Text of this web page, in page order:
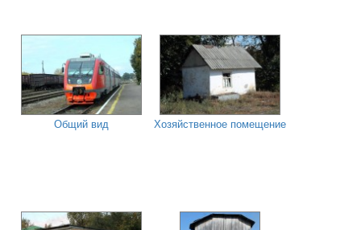
Общий вид Хозяйственное помещение